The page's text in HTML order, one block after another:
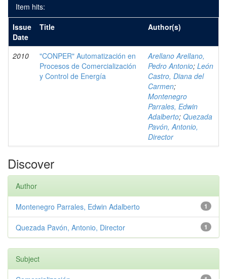
Item hits:
Issue
Date
Title Author(s)
2010
"CONPER" Automatización en
Procesos de Comercialización
y Control de Energía
Arellano Arellano,
Pedro Antonio; León
Castro, Diana del
Carmen;
Montenegro
Parrales, Edwin
Adalberto; Quezada
Pavón, Antonio,
Director
Discover
Author
1
Montenegro Parrales, Edwin Adalberto
1
Quezada Pavón, Antonio, Director
Subject